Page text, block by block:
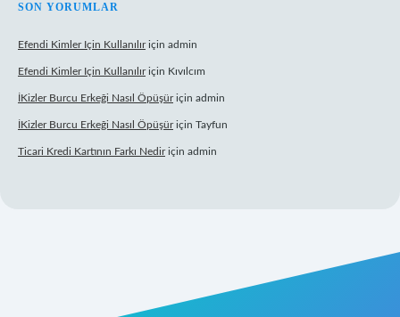
SON YORUMLAR
Efendi Kimler Için Kullanılıriçin admin
Efendi Kimler Için Kullanılıriçin Kıvılcım
İKizler Burcu Erkeği Nasıl Öpüşüriçin admin
İKizler Burcu Erkeği Nasıl Öpüşüriçin Tayfun
Ticari Kredi Kartının Farkı Nediriçin admin